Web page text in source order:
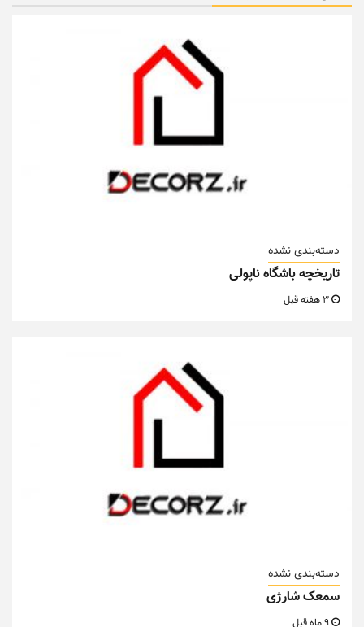
دسته‌بندی نشده
تاریخچه باشگاه ناپولی
دسته‌بندی نشده
سمعک شارژی